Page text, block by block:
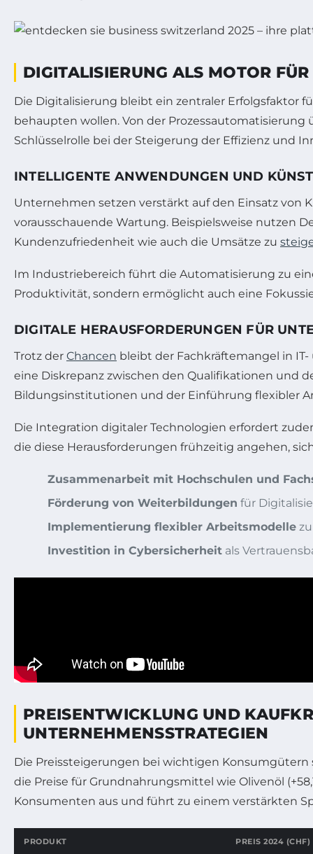
DIGITALISIERUNG ALS MOTOR
Die Digitalisierung bleibt ein zentraler Erfolgsfaktor
behaupten wollen. Von der
Schlüsselrolle bei der Steigerung der Effizienz und
INTELLIGENTE ANWENDUNGEN UND
Unternehmen setzen verstärkt auf den Einsatz von
vorausschauende Wartung. Beispielsweise nutzen
Kundenzufriedenheit wie auch die Umsätze zu
Im Industriebereich führt die Automatisierung zu
Produktivität, sondern ermöglicht auch eine
DIGITALE HERAUSFORDERUNGEN FÜR
Trotz der Chancen bleibt der Fachkräftemangel in
eine Diskrepanz zwischen den Qualifikationen und
Bildungsinstitutionen und der Einführung flexibler
Die Integration digitaler Technologien erfordert
die diese Herausforderungen frühzeitig angehen,
Zusammenarbeit mit Hochschulen und
Förderung von Weiterbildungen für
Implementierung flexibler Arbeitsmodelle
Investition in Cybersicherheit als
PREISENTWICKLUNG UND
UNTERNEHMENSSTRATEGIEN
Die Preissteigerungen bei wichtigen
die Preise für Grundnahrungsmittel wie Olivenöl
Konsumenten aus und führt zu einem verstärkten
PRODUKT PREIS 2024 (CHF)